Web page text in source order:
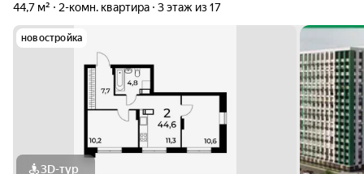
44,7 м²
2-комн. квартира 3 этаж из 17
новостройка
3D-тур